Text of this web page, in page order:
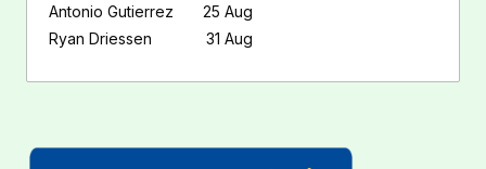
Antonio Gutierrez
25 Aug
Ryan Driessen
31 Aug